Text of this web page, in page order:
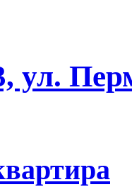
ул.